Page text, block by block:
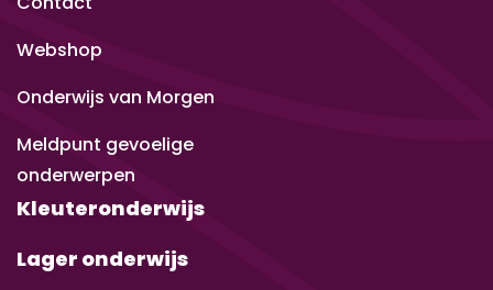
Webshop
Onderwijs van Morgen
Meldpunt gevoelige
onderwerpen
Kleuteronderwijs
Lager onderwijs